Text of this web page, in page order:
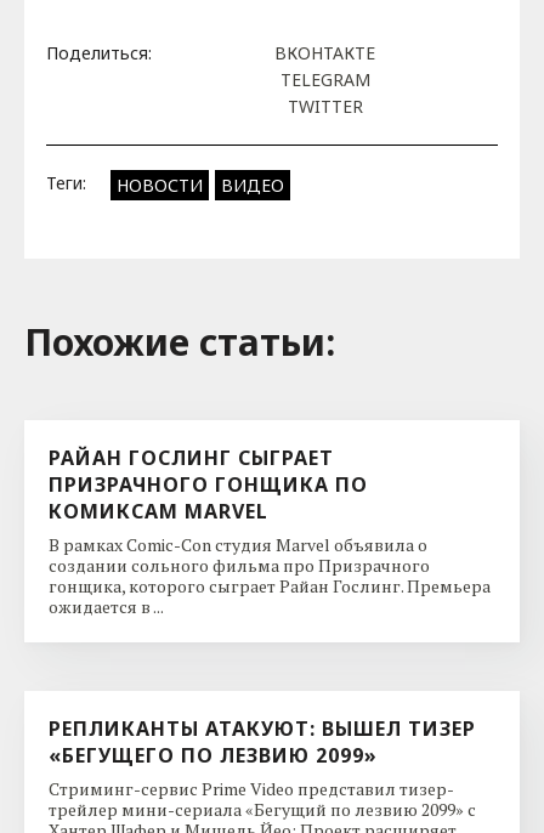
Поделиться:
ВКОНТАКТЕ
TELEGRAM
TWITTER
Теги: НОВОСТИ ВИДЕО
Похожие cтатьи:
РАЙАН ГОСЛИНГ СЫГРАЕТ
ПРИЗРАЧНОГО ГОНЩИКА ПО
КОМИКСАМ MARVEL
В рамках Comic-Con студия Marvel объявила о
создании сольного фильма про Призрачного
гонщика, которого сыграет Райан Гослинг. Премьера
ожидается в ...
РЕПЛИКАНТЫ АТАКУЮТ: ВЫШЕЛ ТИЗЕР
«БЕГУЩЕГО ПО ЛЕЗВИЮ 2099»
Стриминг-сервис Prime Video представил тизер-
трейлер мини-сериала «Бегущий по лезвию 2099» с